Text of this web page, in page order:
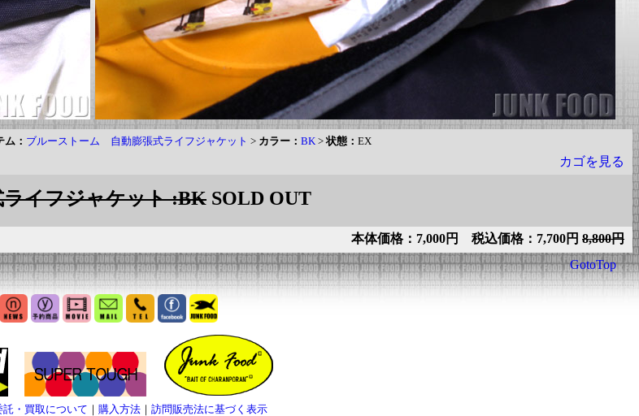
ム： ブルーストーム 自動膨張式ライフジャケット > カラー： BK >状態： EX
カゴを見る
イフジャケット :BK SOLD OUT
本体価格：7,000円 税込価格：7,700円 8,800円
GotoTop
託・買取について ｜ 購入方法｜ 訪問販売法に基づく表示